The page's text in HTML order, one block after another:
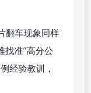
短片缺少主题
无法让人联